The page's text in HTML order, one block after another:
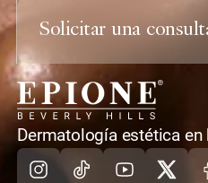
Solicitar una
casa
Dermatología estética
Instagram
TikTokYoutube
X